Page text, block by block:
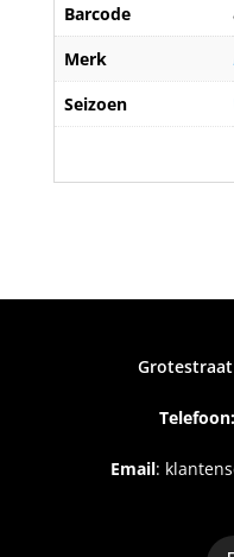
Barcode
Merk
Seizoen
Grotestraat
Telefoon:
Email: